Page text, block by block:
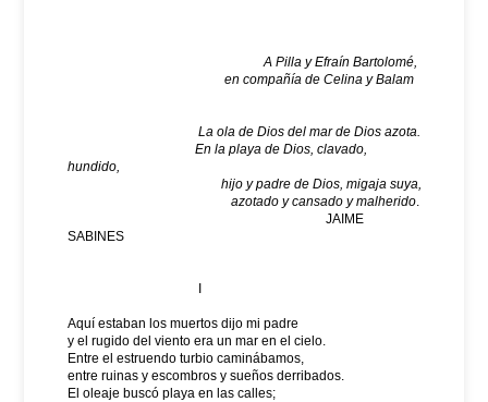
A Pilla y Efraín Bartolomé,
en compañía de Celina y Balam
La ola de Dios del mar de Dios azota.
En la playa de Dios, clavado,
hundido,
hijo y padre de Dios, migaja suya,
azotado y cansado y malherido.
JAIME
SABINES
Aquí estaban los muertos dijo mi padre
y el rugido del viento era un mar en el cielo.
Entre el estruendo turbio caminábamos,
entre ruinas y escombros y sueños derribados.
El oleaje buscó playa en las calles;